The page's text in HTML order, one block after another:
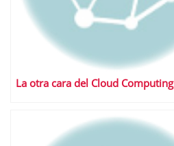
La otra cara del Cloud Computing